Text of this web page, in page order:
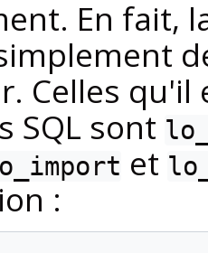
En fait,
Celles
SQL sont
et
: